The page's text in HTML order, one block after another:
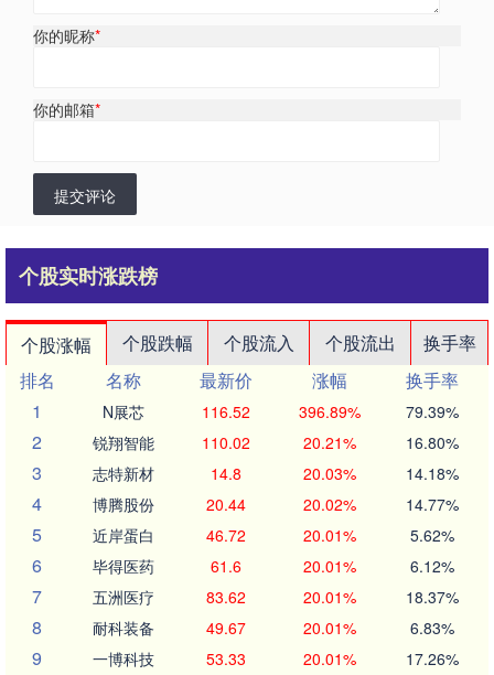
你的昵称*
你的邮箱*
提交评论
个股实时涨跌榜
个股涨幅 个股跌幅 个股流入 个股流出
换手率
排名
名称 最新价 涨幅
换手率
1
N展芯 116.52 396.89% 79.39%
2 锐翔智能 110.02 20.21% 16.80%
3 志特新材 14.8 20.03% 14.18%
4 博腾股份 20.44 20.02% 14.77%
5 近岸蛋白 46.72 20.01% 5.62%
6 毕得医药 61.6 20.01% 6.12%
7 五洲医疗 83.62 20.01% 18.37%
8 耐科装备 49.67 20.01% 6.83%
9 一博科技 53.33 20.01% 17.26%